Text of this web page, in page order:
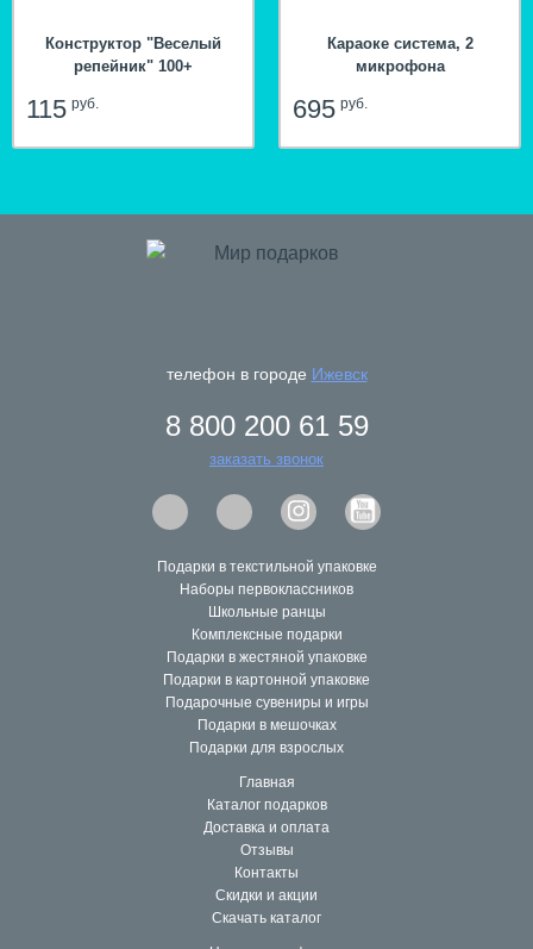
Конструктор "Веселый
репейник" 100+
115руб.
Караоке система, 2
микрофона
695руб.
телефон в городе Ижевск
8 800 200 61 59
заказать звонок
Подарки в текстильной упаковке
Наборы первоклассников
Школьные ранцы
Комплексные подарки
Подарки в жестяной упаковке
Подарки в картонной упаковке
Подарочные сувениры и игры
Подарки в мешочках
Подарки для взрослых
Главная
Каталог подарков
Доставка и оплата
Отзывы
Контакты
Скидки и акции
Скачать каталог